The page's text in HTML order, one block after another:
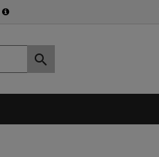
